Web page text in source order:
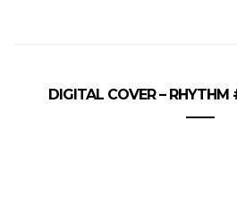
DIGITAL COVER –